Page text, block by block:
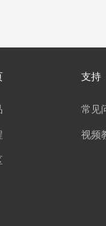
支持
常见
视频